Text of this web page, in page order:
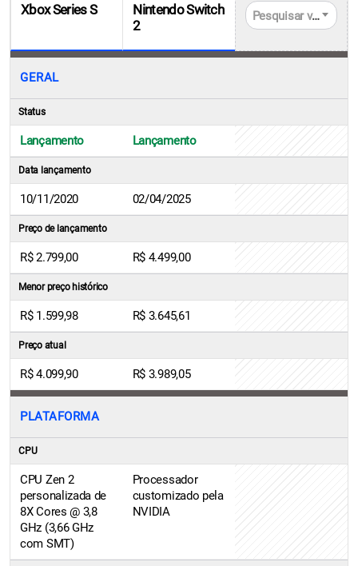
Xbox Series S
Nintendo Switch
2
Pesquisar videogames
GERAL
Status
Lançamento Lançamento
Data lançamento
10/11/2020 02/04/2025
Preço de lançamento
R$ 2.799,00 R$ 4.499,00
Menor preço histórico
R$ 1.599,98 R$ 3.645,61
Preço atual
R$ 4.099,90 R$ 3.989,05
PLATAFORMA
CPU
CPU Zen 2
personalizada de
8X Cores @ 3,8
GHz (3,66 GHz
com SMT)
Processador
customizado pela
NVIDIA